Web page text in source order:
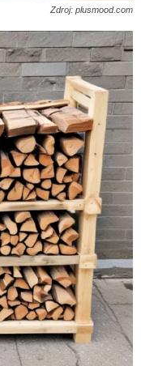
Zdroj: plusmood.com